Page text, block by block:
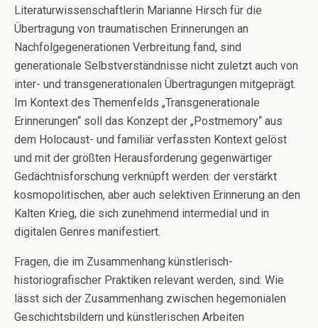
Literaturwissenschaftlerin Marianne Hirsch für die
Übertragung von traumatischen Erinnerungen an
Nachfolgegenerationen Verbreitung fand, sind
generationale Selbstverständnisse nicht zuletzt auch von
inter- und transgenerationalen Übertragungen mitgeprägt.
Im Kontext des Themenfelds „Transgenerationale
Erinnerungen“ soll das Konzept der „Postmemory“ aus
dem Holocaust- und familiär verfassten Kontext gelöst
und mit der größten Herausforderung gegenwärtiger
Gedächtnisforschung verknüpft werden: der verstärkt
kosmopolitischen, aber auch selektiven Erinnerung an den
Kalten Krieg, die sich zunehmend intermedial und in
digitalen Genres manifestiert.
Fragen, die im Zusammenhang künstlerisch-
historiografischer Praktiken relevant werden, sind: Wie
lässt sich der Zusammenhang zwischen hegemonialen
Geschichtsbildern und künstlerischen Arbeiten